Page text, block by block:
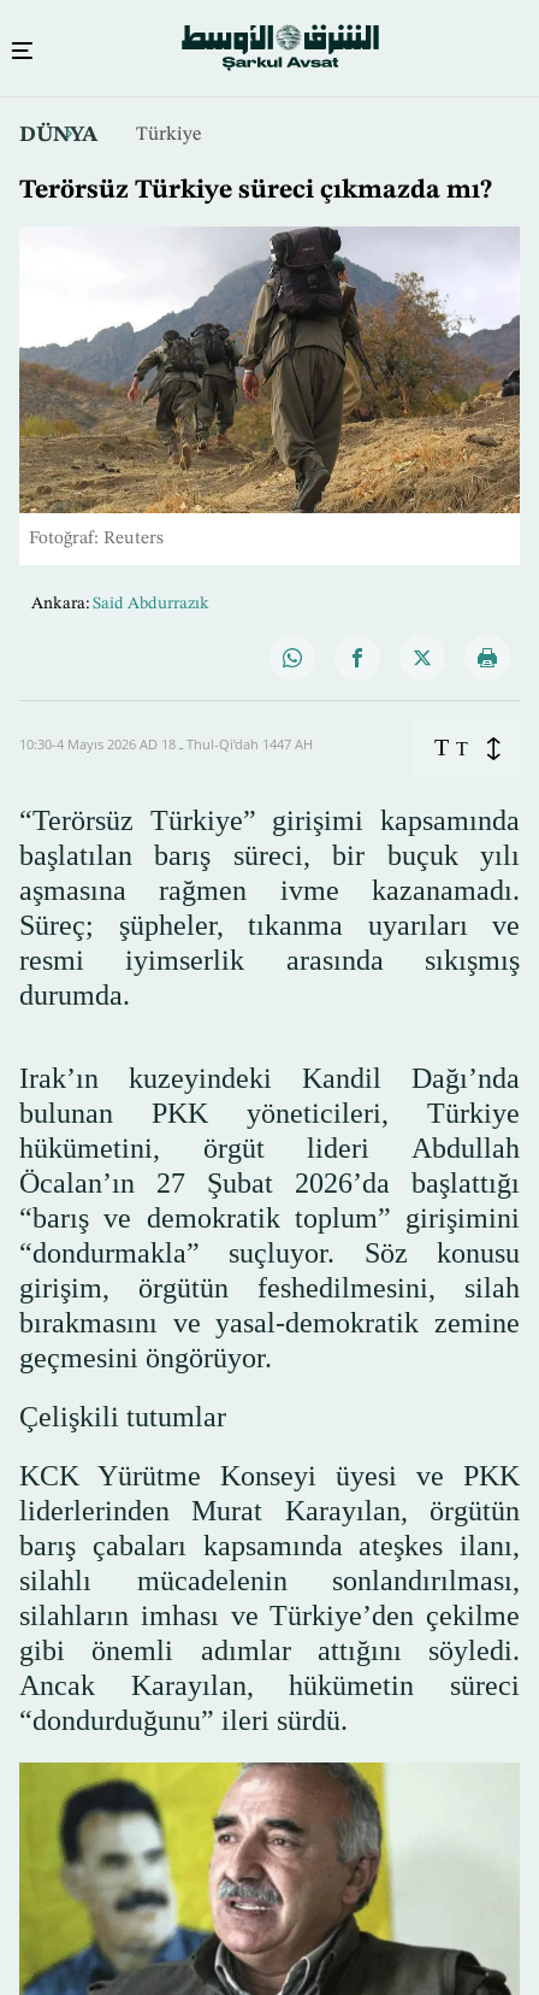
içeriğe
atla
DÜNYA Türkiye
Terörsüz Türkiye süreci çıkmazda mı?
Fotoğraf: Reuters
Ankara: Said Abdurrazık
10:30-4 Mayıs 2026 AD ـ 18 Thul-Qi’dah 1447 AH T T
“Terörsüz Türkiye” girişimi kapsamında
başlatılan barış süreci, bir buçuk yılı
aşmasına rağmen ivme kazanamadı.
Süreç; şüpheler, tıkanma uyarıları ve
resmi iyimserlik arasında sıkışmış
durumda.
Irak’ın kuzeyindeki Kandil Dağı’nda
bulunan PKK yöneticileri, Türkiye
hükümetini, örgüt lideri Abdullah
Öcalan’ın 27 Şubat 2026’da başlattığı
“barış ve demokratik toplum” girişimini
“dondurmakla” suçluyor. Söz konusu
girişim, örgütün feshedilmesini, silah
bırakmasını ve yasal-demokratik zemine
geçmesini öngörüyor.
Çelişkili tutumlar
KCK Yürütme Konseyi üyesi ve PKK
liderlerinden Murat Karayılan, örgütün
barış çabaları kapsamında ateşkes ilanı,
silahlı mücadelenin sonlandırılması,
silahların imhası ve Türkiye’den çekilme
gibi önemli adımlar attığını söyledi.
Ancak Karayılan, hükümetin süreci
“dondurduğunu” ileri sürdü.